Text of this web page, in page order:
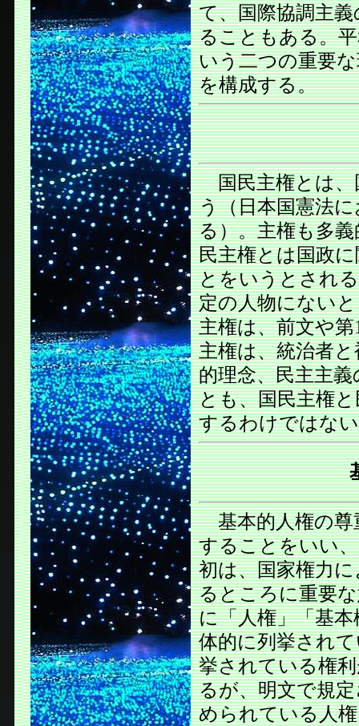
て、国際協調主
ることもある。
いう二つの重要
を構成する。
国民主権とは、
う（日本国憲法
る）。主権も多
民主権とは国政
とをいうとされ
定の人物にない
主権は、前文や
主権は、統治者
的理念、民主主
とも、国民主権
するわけではな
基本的人権の尊
することをいい
初は、国家権力
るところに重要
に「人権」「基
体的に列挙され
挙されている権
るが、明文で規
められている人